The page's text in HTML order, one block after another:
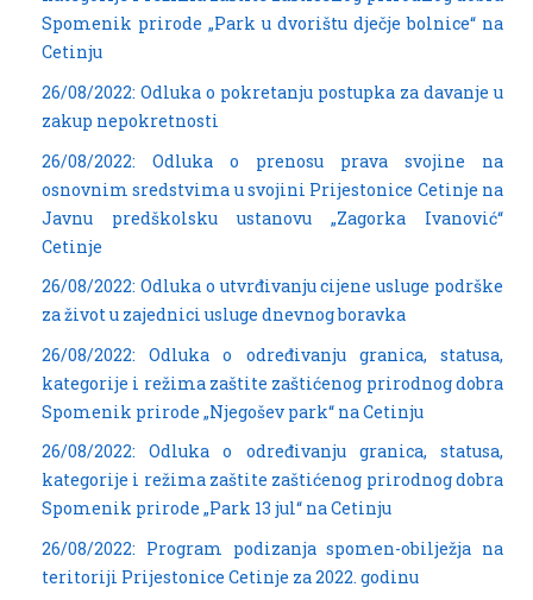
Spomenik prirode „Park u dvorištu dječje bolnice“ na
Cetinju
26/08/2022: Odluka o pokretanju postupka za davanje u
zakup nepokretnosti
26/08/2022: Odluka o prenosu prava svojine na
osnovnim sredstvima u svojini Prijestonice Cetinje na
Javnu predškolsku ustanovu „Zagorka Ivanović“
Cetinje
26/08/2022: Odluka o utvrđivanju cijene usluge podrške
za život u zajednici usluge dnevnog boravka
26/08/2022: Odluka o određivanju granica, statusa,
kategorije i režima zaštite zaštićenog prirodnog dobra
Spomenik prirode „Njegošev park“ na Cetinju
26/08/2022: Odluka o određivanju granica, statusa,
kategorije i režima zaštite zaštićenog prirodnog dobra
Spomenik prirode „Park 13 jul“ na Cetinju
26/08/2022: Program podizanja spomen-obilježja na
teritoriji Prijestonice Cetinje za 2022. godinu